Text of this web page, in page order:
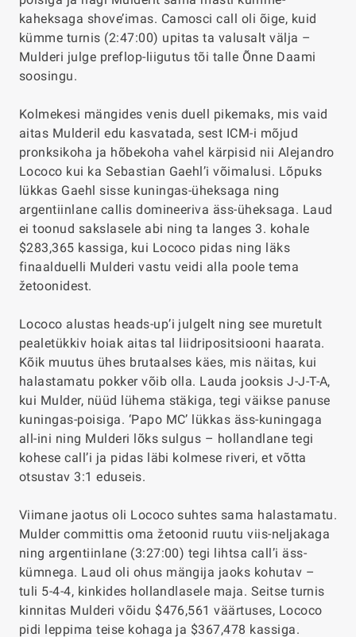
kaheksaga shove’imas. Camosci call oli õige, kuid
kümme turnis (2:47:00) upitas ta valusalt välja –
Mulderi julge preflop-liigutus tõi talle Õnne Daami
soosingu.
Kolmekesi mängides venis duell pikemaks, mis vaid
aitas Mulderil edu kasvatada, sest ICM-i mõjud
pronksikoha ja hõbekoha vahel kärpisid nii Alejandro
Lococo kui ka Sebastian Gaehl’i võimalusi. Lõpuks
lükkas Gaehl sisse kuningas-üheksaga ning
argentiinlane callis domineeriva äss-üheksaga. Laud
ei toonud sakslasele abi ning ta langes 3. kohale
$283,365 kassiga, kui Lococo pidas ning läks
finaalduelli Mulderi vastu veidi alla poole tema
žetoonidest.
Lococo alustas heads-up’i julgelt ning see muretult
pealetükkiv hoiak aitas tal liidripositsiooni haarata.
Kõik muutus ühes brutaalses käes, mis näitas, kui
halastamatu pokker võib olla. Lauda jooksis J-J-T-A,
kui Mulder, nüüd lühema stäkiga, tegi väikse panuse
kuningas-poisiga. ‘Papo MC’ lükkas äss-kuningaga
all-ini ning Mulderi lõks sulgus – hollandlane tegi
kohese call’i ja pidas läbi kolmese riveri, et võtta
otsustav 3:1 eduseis.
Viimane jaotus oli Lococo suhtes sama halastamatu.
Mulder committis oma žetoonid ruutu viis-neljakaga
ning argentiinlane (3:27:00) tegi lihtsa call’i äss-
kümnega. Laud oli ohus mängija jaoks kohutav –
tuli 5-4-4, kinkides hollandlasele maja. Seitse turnis
kinnitas Mulderi võidu $476,561 väärtuses, Lococo
pidi leppima teise kohaga ja $367,478 kassiga.